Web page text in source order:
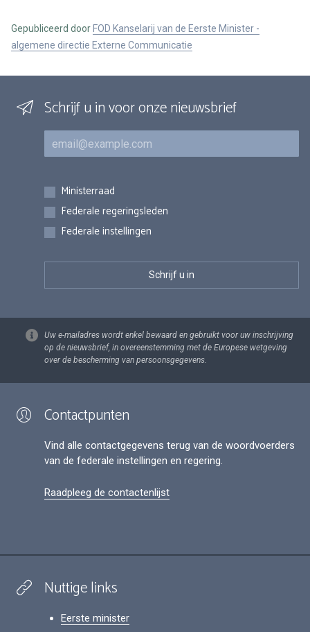
Gepubliceerd door FOD Kanselarij van de Eerste Minister -
algemene directie Externe Communicatie
Schrijf u in voor onze nieuwsbrief
E-mail
Inschrijvingen
Ministerraad
Federale regeringsleden
Federale instellingen
Uw e-mailadres wordt enkel bewaard en gebruikt voor uw inschrijving
op de nieuwsbrief, in overeenstemming met de Europese wetgeving
over de bescherming van persoonsgegevens.
Contactpunten
Vind alle contactgegevens terug van de woordvoerders
van de federale instellingen en regering.
Raadpleeg de contactenlijst
Nuttige links
Eerste minister